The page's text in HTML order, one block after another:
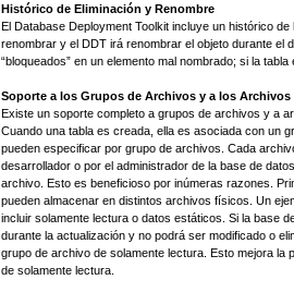
Histórico de Eliminación y Renombre
El Database Deployment Toolkit incluye un histórico
renombrar y el DDT irá renombrar el objeto durante
“bloqueados” en un elemento mal nombrado; si la
Soporte a los Grupos de Archivos y a los Archivos
Existe un soporte completo a grupos de archivos y a
Cuando una tabla es creada, ella es asociada con un
pueden especificar por grupo de archivos. Cada
desarrollador o por el administrador de la base de
archivo. Esto es beneficioso por inúmeras razones.
pueden almacenar en distintos archivos físicos. Un
incluir solamente lectura o datos estáticos. Si la base
durante la actualización y no podrá ser modificado o
grupo de archivo de solamente lectura. Esto mejora
de solamente lectura.